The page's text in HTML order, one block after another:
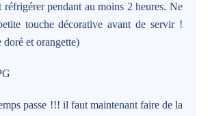
pendant au moins 2 heures. Ne
touche décorative avant de servir !
doré et orangette)
passe !!! il faut maintenant faire de la